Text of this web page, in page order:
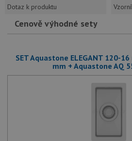
Dotaz k produktu
Cenově výhodné sety
SET Aquastone ELEGANT 120-
mm + Aquastone AQ